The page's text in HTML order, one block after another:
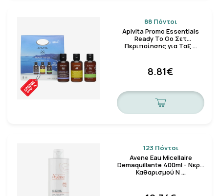
88 Πόντοι
Apivita Promo Essentials
Ready To Go Σετ
Περιποίησης για Ταξ …
8.81€
123 Πόντοι
Avene Eau Micellaire
Demaquillante 400ml - Νερό
Καθαρισμού Ν …